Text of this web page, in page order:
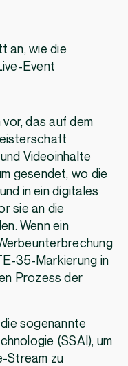
an, wie die
Event
das auf dem
Videoinhalte
gesendet, wo die
in ein digitales
sie an die
Wenn ein
35-Markierung in
Prozess der
sogenannte
(SSAI), um
Stream zu